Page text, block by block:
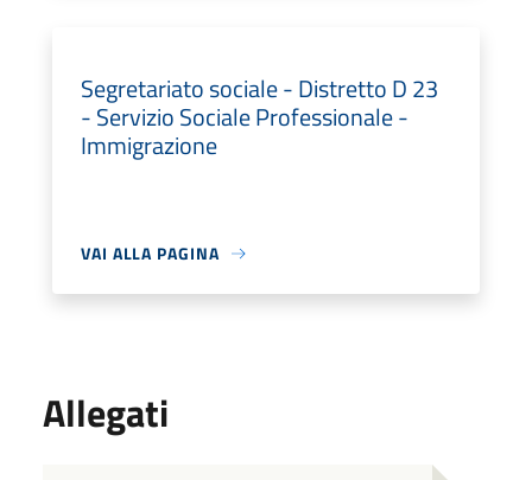
Segretariato sociale - Distretto D 23
- Servizio Sociale Professionale -
Immigrazione
VAI ALLA PAGINA
Allegati